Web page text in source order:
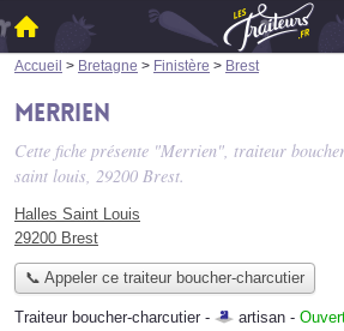
Accueil > Bretagne > Finistère > Brest
Merrien
Cette fiche présente "Merrien", traiteur
saint louis, 29200 Brest.
Halles Saint Louis
29200 Brest
📞 Appeler ce traiteur boucher-charcutier
Traiteur boucher-charcutier - artisan -